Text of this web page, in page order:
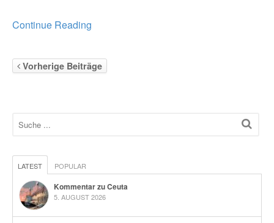
Continue Reading
Vorherige Beiträge
LATEST POPULAR
Kommentar zu Ceuta
5. AUGUST 2026